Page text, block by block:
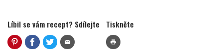
Líbil se vám recept? Sdílejte
mail
Tiskněte
print